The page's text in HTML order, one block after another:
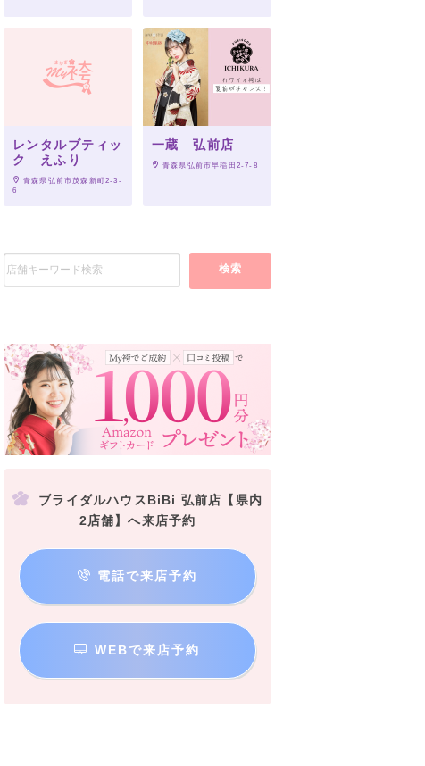
レンタルブティッ
ク えふり
青森県弘前市茂森新町2-3-
6
一蔵 弘前店
青森県弘前市早稲田2-7-8
検索
ブライダルハウスBiBi 弘前店【県内
2店舗】へ来店予約
電話で来店予約
WEBで来店予約